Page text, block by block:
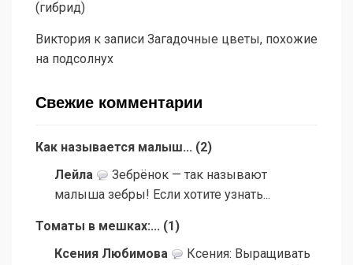
(гибрид)
Виктория к записи Загадочные цветы, похожие
на подсолнух
Свежие комментарии
Как называется малыш... (2)
Лейла
Зебрёнок — так называют
малыша зебры! Если хотите узнать...
Томаты в мешках:... (1 )
Ксения Любимова
Ксения: Выращивать